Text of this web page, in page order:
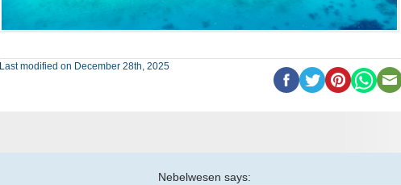
Last modified on December 28th, 2025
Nebelwesen says: